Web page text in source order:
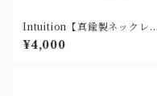
Intuition【真鍮製ネックレ
ス】
¥4,000